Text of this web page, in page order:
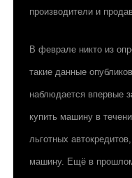
производители и
В феврале никто из
такие данные
наблюдается впервые
купить машину в
льготных
машину. Ещё в прошлом